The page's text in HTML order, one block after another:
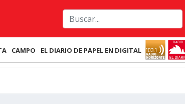
CAMPO EL DIARIO DE PAPEL EN DIGITAL